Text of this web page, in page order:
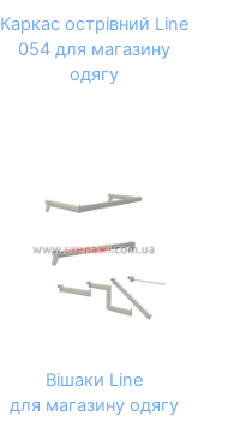
Каркас острівний Line
054 для магазину
одягу
Вішаки Line
для магазину одягу